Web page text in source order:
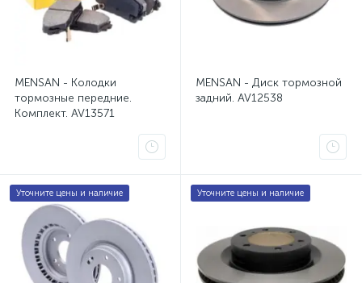
Диски тормозные задние Volkswagen Transporter T5,
Диски тормозные передние Lada Granta 1
Колодки тормозные передние Lada XRAY 1
MENSAN - Колодки
тормозные передние.
Комплект. AV13571
MENSAN - Диск тормозной
задний. AV12538
Уточните цены и наличие Уточните цены и наличие